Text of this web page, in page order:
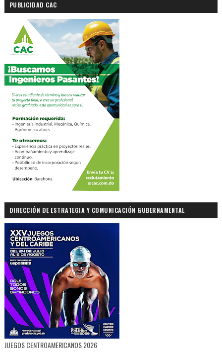
PUBLICIDAD CAC
DIRECCIÓN DE ESTRATEGIA Y COMUNICACIÓN GUBERNAMENTAL
JUEGOS CENTROAMERICANOS 2026